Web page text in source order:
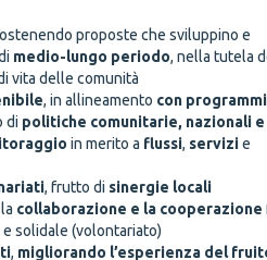
proposte che sviluppino e
medio-lungo periodo, nella tutela
vita delle comunità
, in allineamento con
di politiche comunitarie, nazionali e
in merito a flussi, servizie
, frutto di sinergie locali
collaborazione e la cooperazione
solidale (volontariato)
, migliorando l’esperienza del